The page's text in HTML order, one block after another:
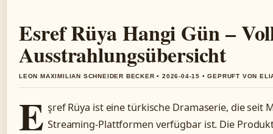
Esref Rüya Hangi Gün –
Ausstrahlungsübersicht
LEON MAXIMILIAN SCHNEIDER BECKER • 2026-04-15 • GEPRUFT VON
E şref Rüya ist eine türkische Dramaserie, die seit
Streaming-Plattformen verfügbar ist. Die